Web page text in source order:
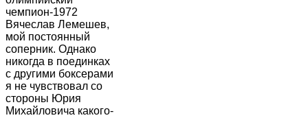
чемпион-1972
Вячеслав Лемешев,
мой постоянный
соперник. Однако
никогда в поединках
с другими боксерами
я не чувствовал со
стороны Юрия
Михайловича какого-